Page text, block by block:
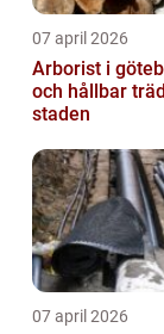
07 april 2026
Arborist i göteborg
och hållbar
staden
07 april 2026